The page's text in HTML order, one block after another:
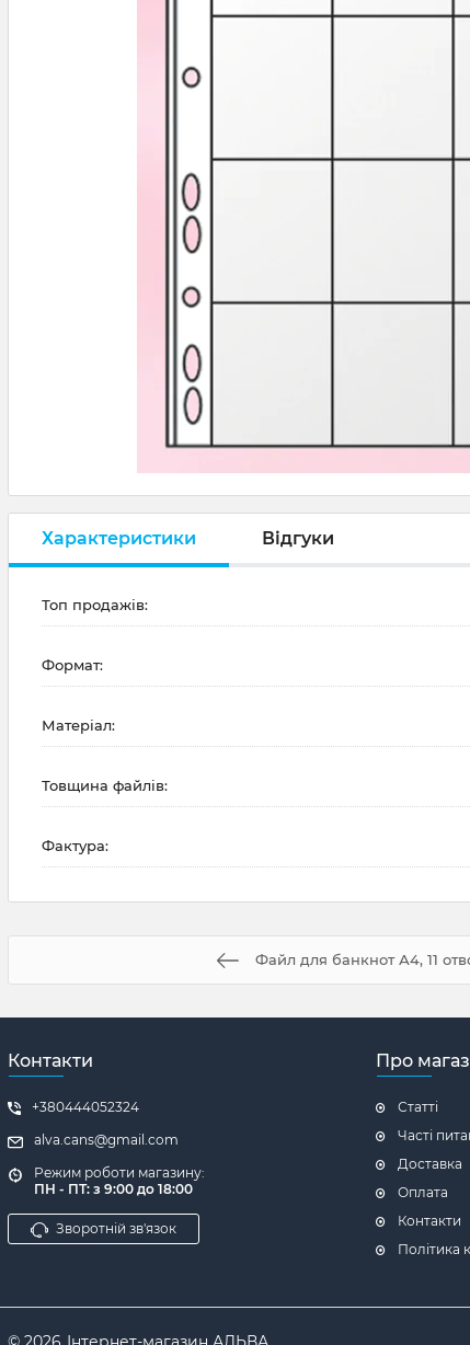
Характеристики Відгуки
Топ продажів:
Формат:
Матеріал:
Товщина файлів:
Фактура:
Файл для банкнот А4, 11
Контакти
+380444052324
alva.cans@gmail.com
Режим роботи магазину:
ПН - ПТ: з 9:00 до 18:00
Зворотній зв'язок
Про
Статті
Часті
Доставка
Оплата
Контакти
Політика